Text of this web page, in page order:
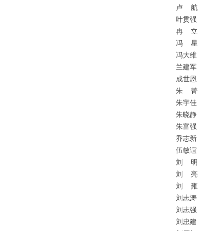
卢
航
叶贯强
冉
立
冯
星
冯大维
兰建军
成世恩
朱
菁
朱宇佳
朱晓静
朱富强
乔志新
伍敏谊
刘
明
刘
亮
刘
雍
刘志涛
刘志强
刘忠建